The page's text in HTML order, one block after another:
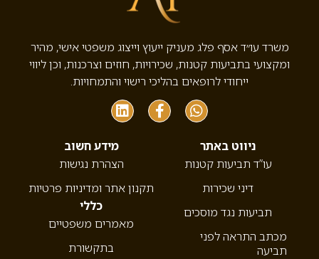
משרד עו״ד אסף פלג מעניק ייעוץ וייצוג משפטי אישי, מהיר
ומקצועי בתביעות קטנות, שכירויות, חוזים וצרכנות, וכן ליווי
ייחודי לרופאים בהליכי רישוי והתמחויות.
ניווט באתר
עו”ד תביעות קטנות
דיני שכירות
תביעות נגד מוסכים
מכתב התראה לפני
תביעה
מידע חשוב
הצהרת נגישות
תקנון אתר ומדיניות פרטיות
כללי
מאמרים משפטיים
בתקשורת